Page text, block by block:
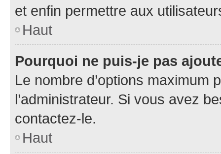
et enfin permettre aux
Haut
Pourquoi ne puis-je pas
Le nombre d’options maximum
l’administrateur. Si vous avez
contactez-le.
Haut